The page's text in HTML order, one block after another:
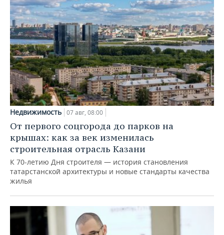
Недвижимость 07 авг, 08:00
От первого соцгорода до парков на
крышах: как за век изменилась
строительная отрасль Казани
К 70-летию Дня строителя — история становления
татарстанской архитектуры и новые стандарты качества
жилья